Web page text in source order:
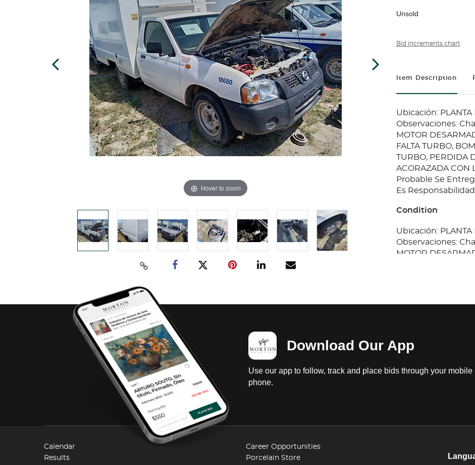
Hover to zoom
Unsold
Bid increments chart
Item Description
Ubicación: PLANTA
Observaciones:
MOTOR
FALTA TURBO,
TURBO, PERDIDA
ACORAZADA CON
Probable Se
Es
Condition
Ubicación: PLANTA
Observaciones:
MOTOR
Download Our App
Use our app to follow, track and place bids through your mobile
phone.
Calendar
Results
Career Opportunities
Porcelain Store